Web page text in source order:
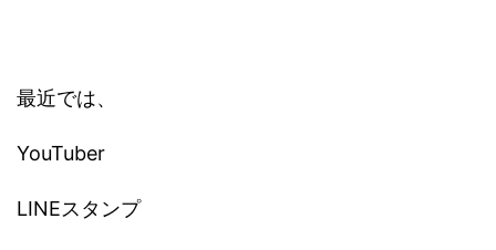
最近では、
YouTuber
LINEスタンプ